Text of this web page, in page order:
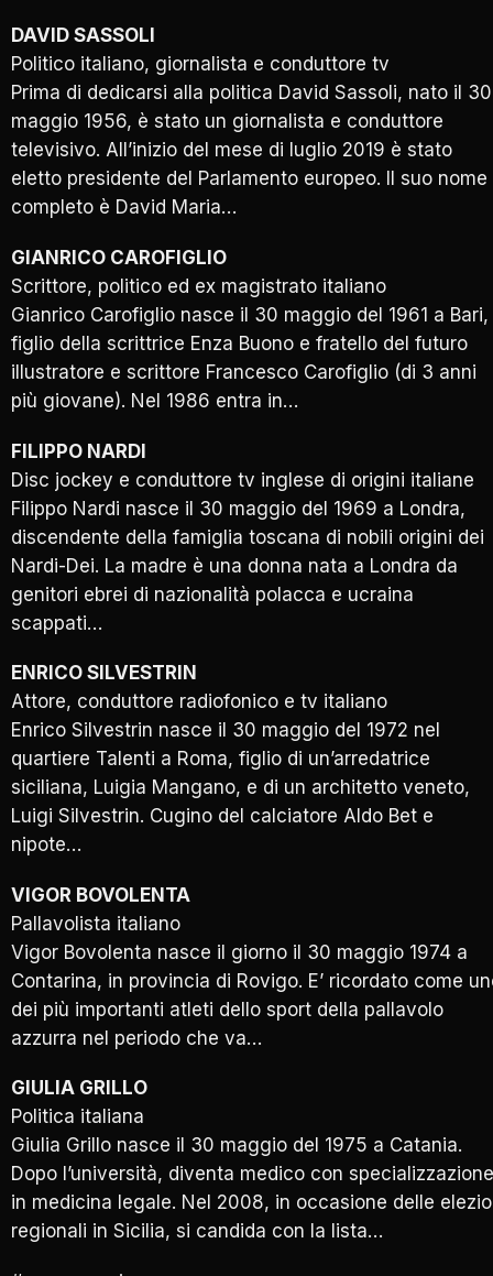
DAVID SASSOLI
Politico italiano, giornalista e conduttore tv
Prima di dedicarsi alla politica David Sassoli, nato il 30
maggio 1956, è stato un giornalista e conduttore
televisivo. All’inizio del mese di luglio 2019 è stato
eletto presidente del Parlamento europeo. Il suo nome
completo è David Maria…
GIANRICO CAROFIGLIO
Scrittore, politico ed ex magistrato italiano
Gianrico Carofiglio nasce il 30 maggio del 1961 a Bari,
figlio della scrittrice Enza Buono e fratello del futuro
illustratore e scrittore Francesco Carofiglio (di 3 anni
più giovane). Nel 1986 entra in…
FILIPPO NARDI
Disc jockey e conduttore tv inglese di origini italiane
Filippo Nardi nasce il 30 maggio del 1969 a Londra,
discendente della famiglia toscana di nobili origini dei
Nardi-Dei. La madre è una donna nata a Londra da
genitori ebrei di nazionalità polacca e ucraina
scappati…
ENRICO SILVESTRIN
Attore, conduttore radiofonico e tv italiano
Enrico Silvestrin nasce il 30 maggio del 1972 nel
quartiere Talenti a Roma, figlio di un’arredatrice
siciliana, Luigia Mangano, e di un architetto veneto,
Luigi Silvestrin. Cugino del calciatore Aldo Bet e
nipote…
VIGOR BOVOLENTA
Pallavolista italiano
Vigor Bovolenta nasce il giorno il 30 maggio 1974 a
Contarina, in provincia di Rovigo. E’ ricordato come
dei più importanti atleti dello sport della pallavolo
azzurra nel periodo che va…
GIULIA GRILLO
Politica italiana
Giulia Grillo nasce il 30 maggio del 1975 a Catania.
Dopo l’università, diventa medico con specializzazione
in medicina legale. Nel 2008, in occasione delle
regionali in Sicilia, si candida con la lista…